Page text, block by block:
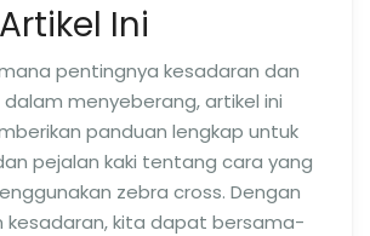
Ini
pentingnya kesadaran dan
menyeberang, artikel ini
panduan lengkap untuk
pejalan kaki tentang cara yang
zebra cross. Dengan
kesadaran, kita dapat bersama-